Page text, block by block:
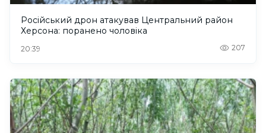
Російський дрон атакував Центральний район
Херсона: поранено чоловіка
20:39 207